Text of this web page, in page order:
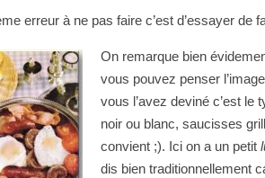
erreur à ne pas faire c’est d’essayer
On remarque bien
vous pouvez penser
vous l’avez deviné c’est le
noir ou blanc, saucisses
convient ;). Ici on a un petit
dis bien traditionnellement